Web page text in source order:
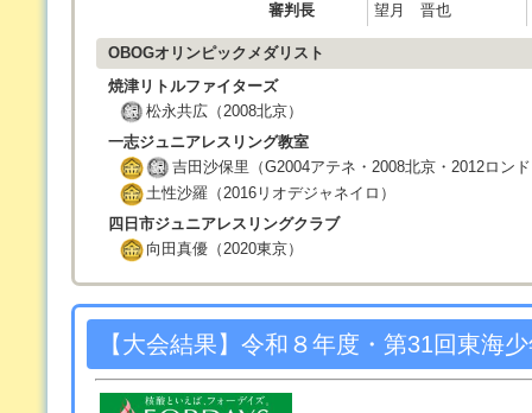
審判長
望月 晋也
OBOGオリンピックメダリスト
焼津リトルファイターズ
松永共広（2008北京）
一志ジュニアレスリング教室
吉田沙保里（G2004アテネ・2008北京・2012ロン
土性沙羅（2016リオデジャネイロ）
四日市ジュニアレスリングクラブ
向田真優（2020東京）
【大会結果】令和８年度・第31回東海